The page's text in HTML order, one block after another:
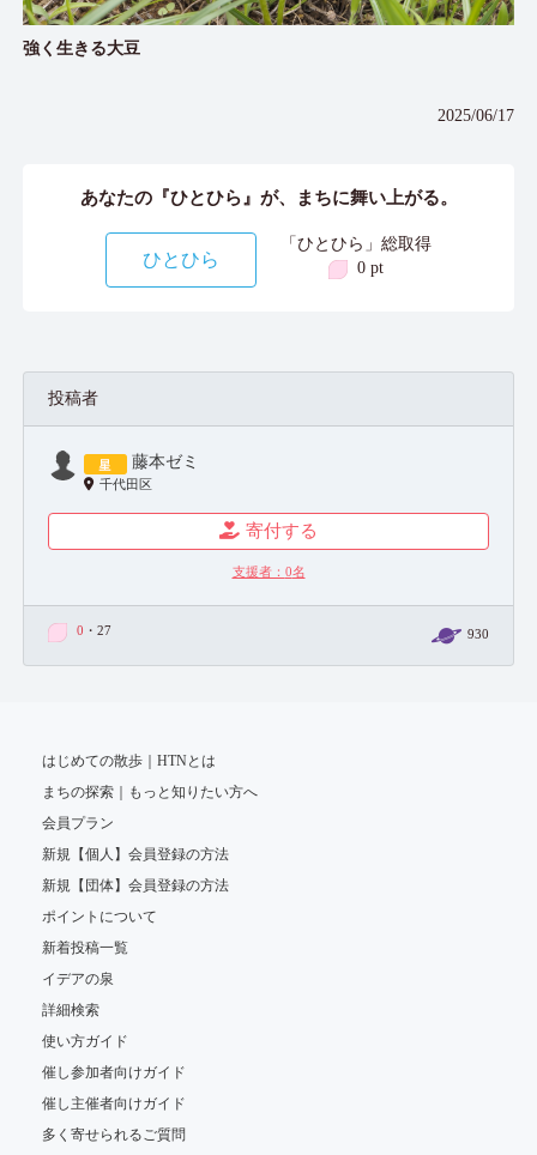
強く生きる大豆
2025/06/17
あなたの『ひとひら』が、まちに舞い上がる。
ひとひら
「ひとひら」総取得
0 pt
投稿者
藤本ゼミ
千代田区
寄付する
支援者： 0名
0 ・27 930
はじめての散歩｜HTNとは
まちの探索｜もっと知りたい方へ
会員プラン
新規【個人】会員登録の方法
新規【団体】会員登録の方法
ポイントについて
新着投稿一覧
イデアの泉
詳細検索
使い方ガイド
催し参加者向けガイド
催し主催者向けガイド
多く寄せられるご質問